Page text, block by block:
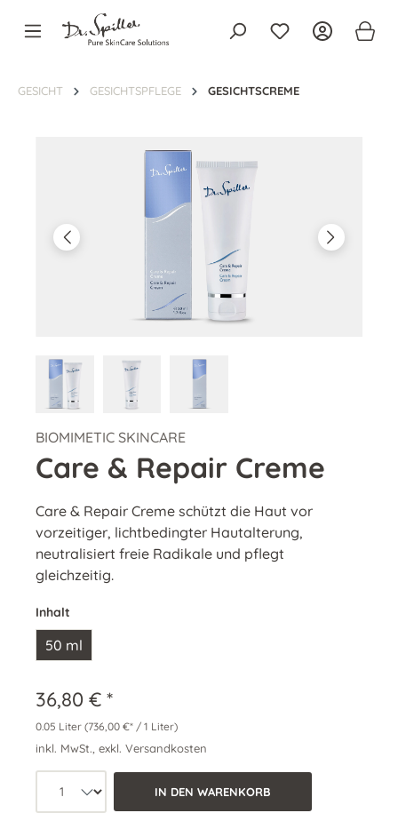
springen
GESICHT GESICHTSPFLEGE GESICHTSCREME
Bildergalerie überspringen
BIOMIMETIC SKINCARE
Care & Repair Creme
Care & Repair Creme schützt die Haut vor
vorzeitiger, lichtbedingter Hautalterung,
neutralisiert freie Radikale und pflegt
gleichzeitig.
Inhalt
50 ml
36,80 € *
0.05 Liter (736,00 €* / 1 Liter)
inkl. MwSt., exkl. Versandkosten
Produkt Anzahl: Wähle die
IN DEN WARENKORB